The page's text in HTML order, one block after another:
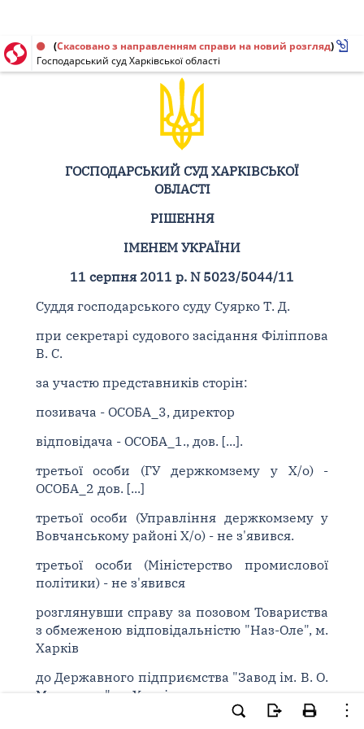
Рішення від 11.08.2011 № 5023/5044/11
(Скасовано з направленням справи на новий розгляд)
Господарський суд Харківської області
ГОСПОДАРСЬКИЙ СУД ХАРКІВСЬКОЇ
ОБЛАСТІ
РІШЕННЯ
ІМЕНЕМ УКРАЇНИ
11 серпня 2011 р. N 5023/5044/11
Суддя господарського суду Суярко Т. Д.
при секретарі судового засідання Філіппова
В. С.
за участю представників сторін:
позивача - ОСОБА_3, директор
відповідача - ОСОБА_1., дов. [...].
третьої особи (ГУ держкомзему у Х/о) -
ОСОБА_2 дов. [...]
третьої особи (Управління держкомзему у
Вовчанському районі Х/о) - не з'явився.
третьої особи (Міністерство промислової
політики) - не з'явився
розглянувши справу за позовом Товариства
з обмеженою відповідальністю "Наз-Оле", м.
Харків
до Державного підприємства "Завод ім. В. О.
Малишева", м. Харків,